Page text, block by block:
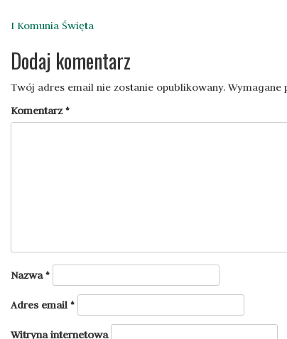
Nawigacja
wpisu
I Komunia Święta
Dodaj komentarz
Twój adres email nie zostanie opublikowany. Wymagane
Komentarz*
Nazwa*
Adres email*
Witryna internetowa